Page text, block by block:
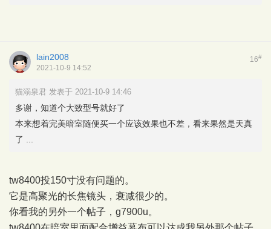
16#
lain2008
2021-10-9 14:52
猫溺泉君 发表于 2021-10-9 14:46
多谢，知道个大致型号就好了
本来想着完美暗室随便买一个应该效果也不差，看来果然是天真
了 ...
tw8400投150寸没有问题的。
它是高聚光的长焦镜头，衰减很少的。
你看我的另外一个帖子，g7900u。